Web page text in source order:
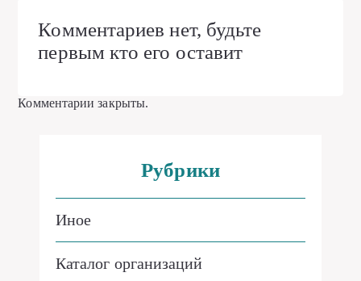
Комментариев нет, будьте
первым кто его оставит
Комментарии закрыты.
Рубрики
Иное
Каталог организаций